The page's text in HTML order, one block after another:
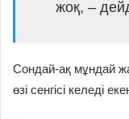
жоқ, –
Сондай-ақ мұндай
өзі сенгісі келеді